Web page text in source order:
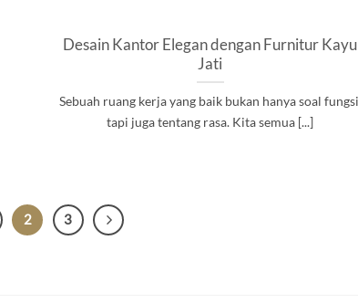
Desain Kantor Elegan dengan Furnitur Kayu
Jati
Sebuah ruang kerja yang baik bukan hanya soal
tapi juga tentang rasa. Kita semua [...]
2 3